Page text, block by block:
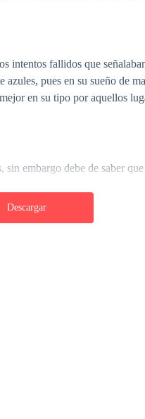
intentos fallidos que
pues en su sueño de
en su tipo por aquellos
embargo debe de saber
nuevamente la felicito,
que saquen mi cabello
días me iré a los Estados
sueño, finalmente se
Descargar